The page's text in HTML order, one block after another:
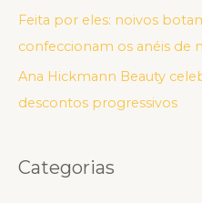
Feita por eles: noivos
confeccionam os anéis de
Ana Hickmann Beauty
descontos progressivos
Categorias